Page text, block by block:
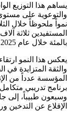
يساهم هذا التوزيع
والتوعوية على
نمواً ملحوظاً خلال
المستفيدين ثلاثة
بالمئة خلال عام 2025 مقارنةً بعام 2024.
يعكس هذا النمو
والثقة المتزايدة
المؤسسة عدداً من
برنامج تدريبي
وسبعون طبيباً، إلى
الإقلاع عن التدخين